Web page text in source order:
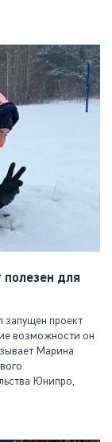
для
проект
возможности он
Марина
Юнипро,